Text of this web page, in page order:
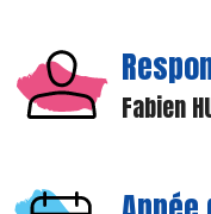
Fabien